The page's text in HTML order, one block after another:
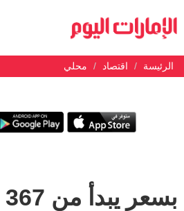
الرئيسة اقتصاد محلي